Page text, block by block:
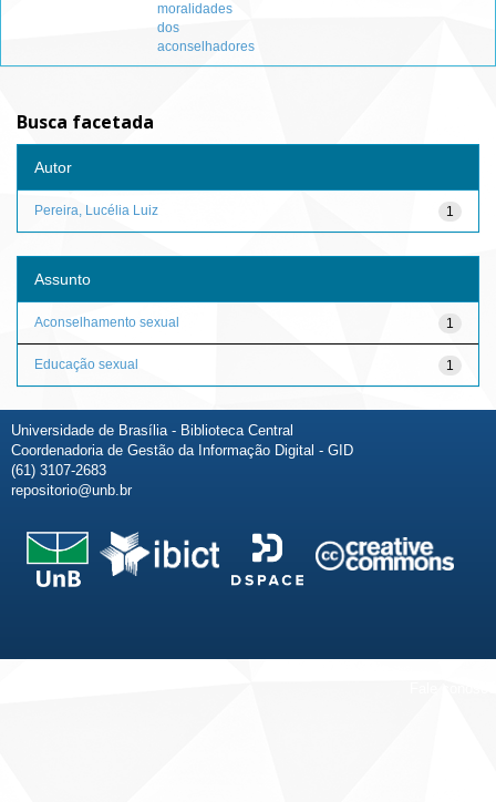
moralidades
dos
aconselhadores
Busca facetada
Autor
1
Pereira, Lucélia Luiz
Assunto
1
Aconselhamento sexual
1
Educação sexual
Universidade de Brasília - Biblioteca Central
Coordenadoria de Gestão da Informação Digital - GID
(61) 3107-2683
repositorio@unb.br